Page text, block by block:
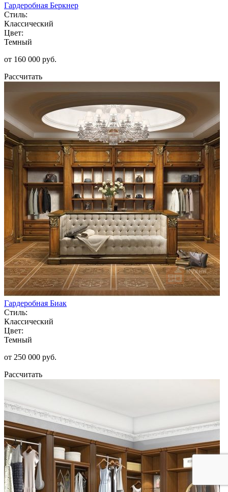
Гардеробная Беркнер
Стиль:
Классический
Цвет:
Темный
от 160 000 руб.
Рассчитать
Гардеробная Биак
Стиль:
Классический
Цвет:
Темный
от 250 000 руб.
Рассчитать